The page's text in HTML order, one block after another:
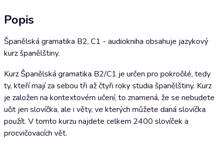
Popis
Španělská gramatika B2, C1 - audiokniha obsahuje jazykový
kurz španělštiny.
Kurz Španělská gramatika B2/C1 je určen pro pokročilé, tedy
ty, kteří mají za sebou tři až čtyři roky studia španělštiny. Kurz
je založen na kontextovém učení, to znamená, že se nebudete
učit jen slovíčka, ale i věty, ve kterých můžete daná slovíčka
použít. V tomto kurzu najdete celkem 2400 slovíček a
procvičovacích vět.